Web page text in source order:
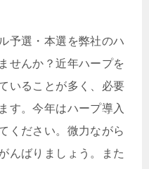
予選・本選を弊社のハ
せんか？近年ハープを
いることが多く、必要
す。今年はハープ導入
ください。微力ながら
んばりましょう。また